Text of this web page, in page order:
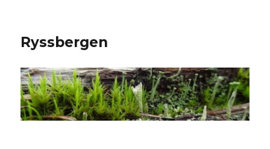
Ryssbergen